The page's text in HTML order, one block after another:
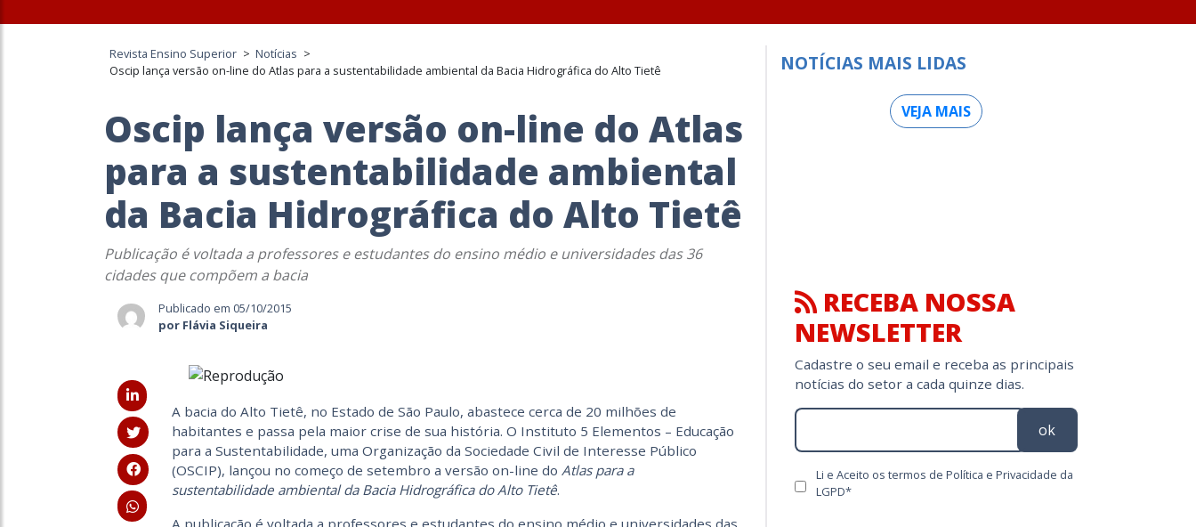
Revista Ensino Superior > Notícias >
Oscip lança versão on-line do Atlas para a sustentabilidade ambiental da Bacia Hidrográfica do Alto Tietê
Oscip lança versão on-line do Atlas
para a sustentabilidade ambiental
da Bacia Hidrográfica do Alto Tietê
Publicação é voltada a professores e estudantes do ensino médio e universidades das 36
cidades que compõem a bacia
Publicado em 05/10/2015
por Flávia Siqueira
A bacia do Alto Tietê, no Estado de São Paulo, abastece cerca de 20 milhões de
habitantes e passa pela maior crise de sua história. O Instituto 5 Elementos – Educação
para a Sustentabilidade, uma Organização da Sociedade Civil de Interesse Público
(OSCIP), lançou no começo de setembro a versão on-line do Atlas para a
sustentabilidade ambiental da Bacia Hidrográfica do Alto Tietê.
NOTÍCIAS MAIS LIDAS
VEJA MAIS
RECEBA NOSSA
NEWSLETTER
Cadastre o seu email e receba as principais
notícias do setor a cada quinze dias.
ok
Li e Aceito os termos de Política e Privacidade da
LGPD*